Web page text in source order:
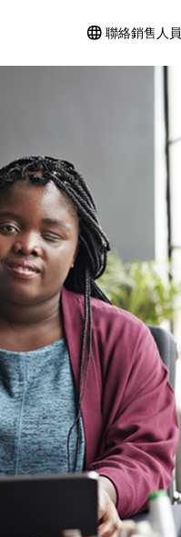
聯絡銷售人員